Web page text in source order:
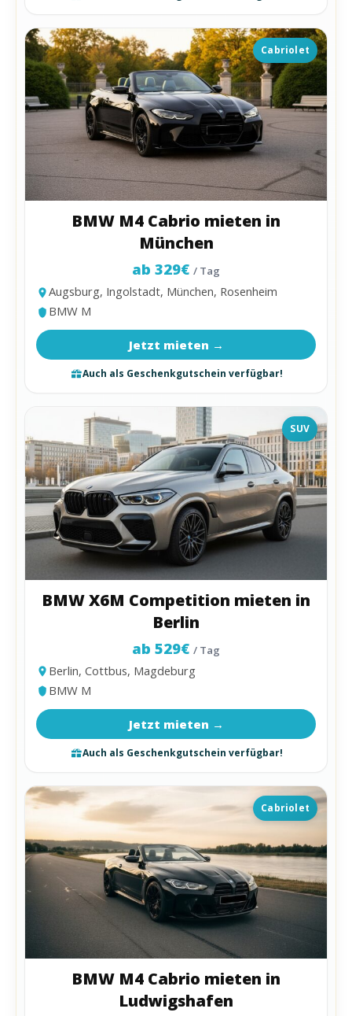
Cabriolet
BMW M4 Cabrio mieten in
München
ab 329€ / Tag
Augsburg, Ingolstadt, München, Rosenheim
BMW M
Jetzt mieten →
Auch als Geschenkgutschein verfügbar!
SUV
BMW X6M Competition mieten in
Berlin
ab 529€ / Tag
Berlin, Cottbus, Magdeburg
BMW M
Jetzt mieten →
Auch als Geschenkgutschein verfügbar!
Cabriolet
BMW M4 Cabrio mieten in
Ludwigshafen